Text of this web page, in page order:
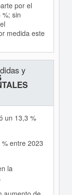
por el
sin
medida este
y
un 13,3 %
entre 2023
la